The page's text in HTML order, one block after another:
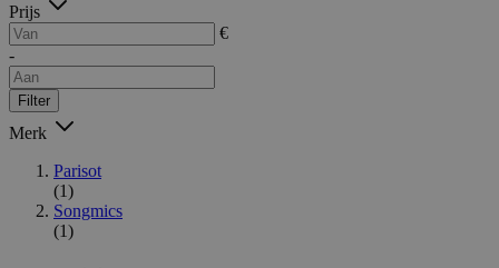
Prijs
€
-
Filter
Merk
Parisot
(1)
Songmics
(1)